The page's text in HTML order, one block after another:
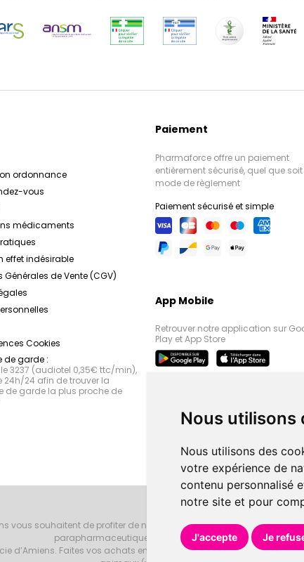
Nous utilisons
Nous utilisons des
votre expérience de
contenu personnalisé
notre site et pour
J'accepte Je
ordonnance
vous
médicaments
effet indésirable
de Vente (CGV)
Cookies
de garde :
3237 (audiotel 0,35€ ttc/min),
24h/24 afin de trouver la
de garde la plus proche de
Paiement
Pharmaforce offre un paiement
entièrement sécurisé, quel que soit
mode de règlement
Paiement sécurisé et simple
App Mobile
Retrouver notre application sur
Play et App Store
vous souhaitent de profiter de notre accueil, de nos conseils
parapharmaceutiques, beauté et bien-être.
d’Amiens. Faites vos achats en ligne grâce à un choix de 20000